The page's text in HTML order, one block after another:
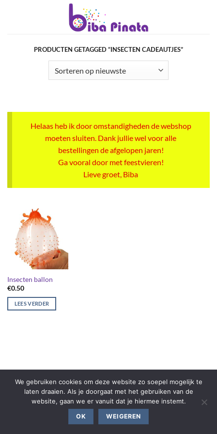
PRODUCTEN GETAGGED “INSECTEN CADEAUTJES”
Helaas heb ik door omstandigheden de webshop
moeten sluiten. Dank jullie wel voor alle
bestellingen de afgelopen jaren!
Ga vooral door met feestvieren!
Lieve groet, Biba
Insecten ballon
€0.50
LEES VERDER
We gebruiken cookies om deze website zo soepel mogelijk te
laten draaien. Als je doorgaat met het gebruiken van de
website, gaan we er vanuit dat je hiermee instemt.
OK WEIGEREN